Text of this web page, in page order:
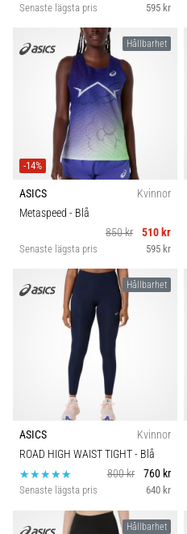
Senaste lägsta pris 595 kr
Hållbarhet
-14%
ASICS
Kvinnor
Metaspeed - Blå
850 kr
510 kr
Senaste lägsta pris 595 kr
Hållbarhet
ASICS
Kvinnor
ROAD HIGH WAIST TIGHT- Blå
800 kr
760 kr
Senaste lägsta pris 640 kr
Hållbarhet